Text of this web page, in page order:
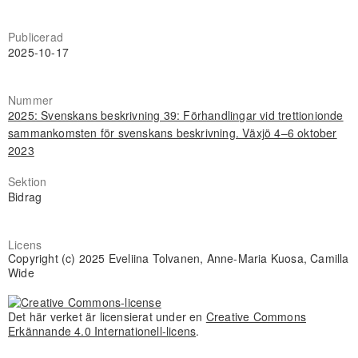
Publicerad
2025-10-17
Nummer
2025: Svenskans beskrivning 39: Förhandlingar vid trettionionde
sammankomsten för svenskans beskrivning. Växjö 4–6 oktober
2023
Sektion
Bidrag
Licens
Copyright (c) 2025 Eveliina Tolvanen, Anne-Maria Kuosa, Camilla
Wide
Det här verket är licensierat under en Creative Commons
Erkännande 4.0 Internationell-licens.